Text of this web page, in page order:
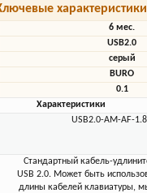
характеристики
6 мес.
USB2.0
серый
BURO
0.1
Характеристики
USB2.0-AM-AF-
Стандартный кабель-
USB 2.0. Может быть
длины кабелей клавиатуры,